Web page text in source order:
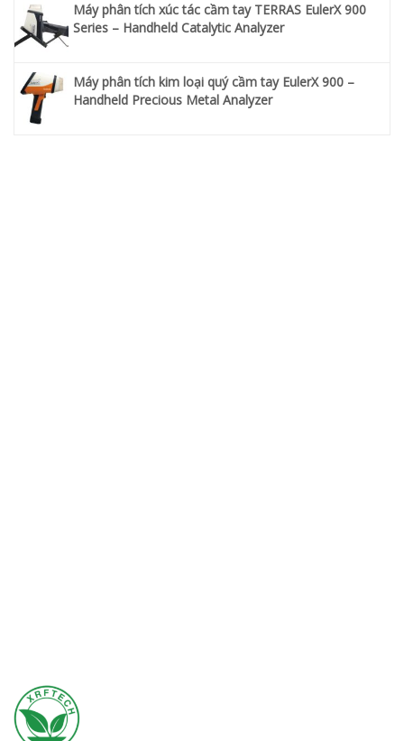
Máy phân tích xúc tác cầm tay TERRAS EulerX 900
Series – Handheld Catalytic Analyzer
Máy phân tích kim loại quý cầm tay EulerX 900 –
Handheld Precious Metal Analyzer